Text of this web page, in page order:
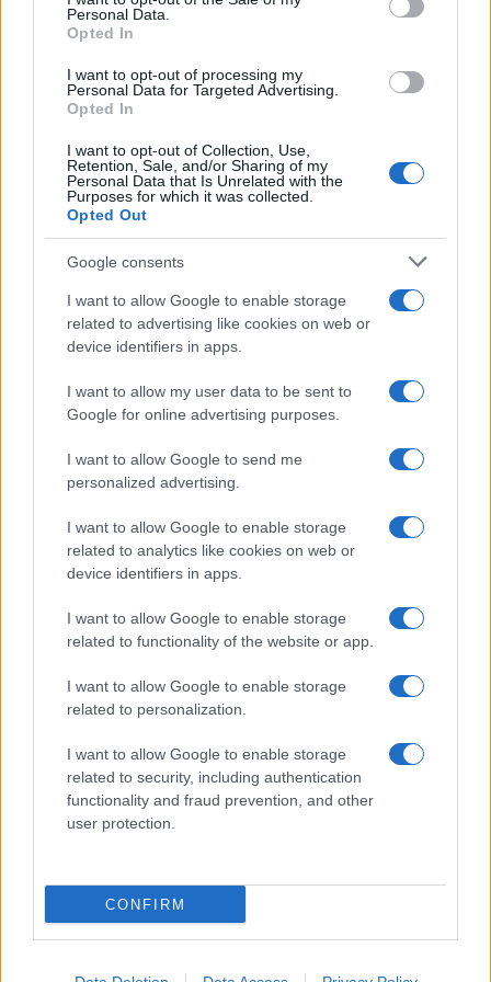
Personal Data.
Opted In
I want to opt-out of processing my
Personal Data for Targeted Advertising.
Opted In
I want to opt-out of Collection, Use,
Retention, Sale, and/or Sharing of my
Personal Data that Is Unrelated with the
Purposes for which it was collected.
Opted Out
Google consents
I want to allow Google to enable storage
related to advertising like cookies on web or
device identifiers in apps.
I want to allow my user data to be sent to
Google for online advertising purposes.
I want to allow Google to send me
personalized advertising.
I want to allow Google to enable storage
related to analytics like cookies on web or
device identifiers in apps.
I want to allow Google to enable storage
related to functionality of the website or app.
I want to allow Google to enable storage
related to personalization.
I want to allow Google to enable storage
related to security, including authentication
functionality and fraud prevention, and other
user protection.
CONFIRM
Πίσω από τις υποσχέσεις για «ποιότητα ζωής» και
«ηρεμία», κρύβεται ένας προσεκτικά
σχεδιασμένος νεοϊμπεριαλιστικός σχεδιασμός. Η
μετατροπή των κατεχομένων σε «διεθνές κέντρο
real estate» αποτελεί μια μορφή οικονομικής
παρουσία.
Με τη θεσμοθέτηση αυτών των επενδύσεων, η
Τουρκία επιχειρεί να καταστήσει την κατοχή μη
αναστρέψιμη, μετατρέποντας την κλεμμένη γη σε
ένα διεθνές εμπορεύσιμο προϊόν που ναρκοθετεί
κάθε προοπτική δίκαιης επίλυσης του Κυπριακού
στη βάση του διεθνούς δικαίου.
ΑΚΟΛΟΥΘΗΣΤΕ ΜΑΣ ΣΤΟ GOOGLE
NEWS ΚΑΝΟΝΤΑΣ ΚΛΙΚ ΕΔΩ
REAL ESTATE ΚΥΠΡΟΣ ΚΑΤΕΧΟΜΕΝΑ
Ροή Ειδήσεων
ΔΙΕΘΝΗ
07/08/26 - 22:51
Reuters: Πρόοδος στις συνομιλίες Ομάν–Ιράν για τα
Στενά του Ορμούζ, σύμφωνα με Αμερικανό αξιωματούχο
ΔΙΕΘΝΗ
της ατζέντας ΕΕ, ενέργεια και σχέσεις με τη Ρωσία
ΔΙΕΘΝΗ
Τι σηματοδοτεί η αμυντική συμφωνία Σ. Αραβίας,